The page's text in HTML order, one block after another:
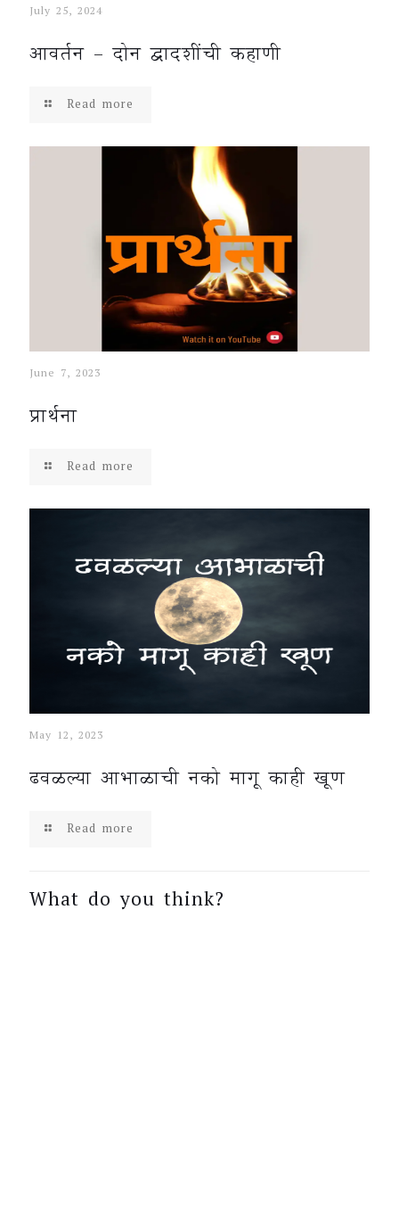
July 25, 2024
आवर्तन – दोन द्वादशींची कहाणी
Read more
June 7, 2023
प्रार्थना
Read more
May 12, 2023
ढवळल्या आभाळाची नको मागू काही खूण
Read more
What do you think?